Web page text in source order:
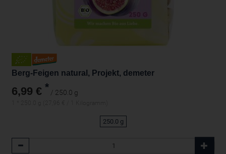
Berg-Feigen natural, Projekt, demeter
6,99 € * / 250.0 g
250.0 g